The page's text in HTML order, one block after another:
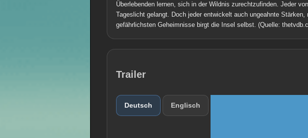
Überlebenden lernen, sich in der Wildnis zurechtzufinden. Jeder
Tageslicht gelangt. Doch jeder entwickelt auch ungeahnte
gefährlichsten Geheimnisse birgt die Insel selbst. (Quelle:
Trailer
Deutsch Englisch